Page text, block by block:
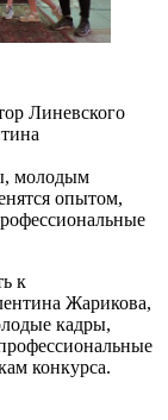
Линевского
молодым
опытом,
к
Жарикова,
кадры,
конкурса.